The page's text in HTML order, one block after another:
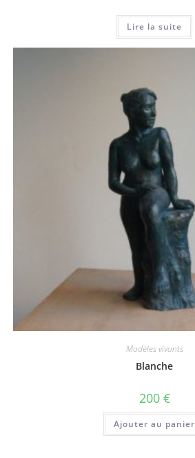
Lire la suite
Modèles vivants
Blanche
200 €
Ajouter au panier